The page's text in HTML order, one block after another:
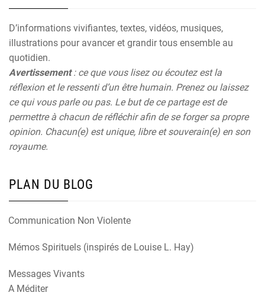
D’informations vivifiantes, textes, vidéos, musiques,
illustrations pour avancer et grandir tous ensemble au
quotidien.
Avertissement: ce que vous lisez ou écoutez est la
réflexion et le ressenti d’un être humain. Prenez ou laissez
ce qui vous parle ou pas. Le but de ce partage est de
permettre à chacun de réfléchir afin de se forger sa propre
opinion. Chacun(e) est unique, libre et souverain(e) en son
royaume.
PLAN DU BLOG
Communication Non Violente
Mémos Spirituels (inspirés de Louise L. Hay)
Messages Vivants
A Méditer